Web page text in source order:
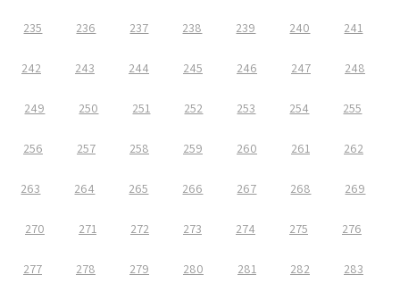
235 236 237 238 239 240 241
242 243 244 245 246 247 248
249 250 251 252 253 254 255
256 257 258 259 260 261 262
263 264 265 266 267 268 269
270 271 272 273 274 275 276
277 278 279 280 281 282 283